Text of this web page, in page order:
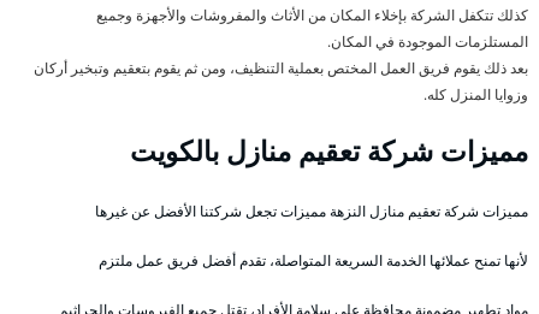
كذلك تتكفل الشركة بإخلاء المكان من الأثاث والمفروشات والأجهزة وجميع
المستلزمات الموجودة في المكان.
بعد ذلك يقوم فريق العمل المختص بعملية التنظيف، ومن ثم يقوم بتعقيم وتبخير أركان
وزوايا المنزل كله.
مميزات شركة تعقيم منازل بالكويت
مميزات شركة تعقيم منازل النزهة مميزات تجعل شركتنا الأفضل عن غيرها
لأنها تمنح عملائها الخدمة السريعة المتواصلة، تقدم أفضل فريق عمل ملتزم
مواد تطهير مضمونة محافظة على سلامة الأفراد، تقتل جميع الفيروسات والجراثيم